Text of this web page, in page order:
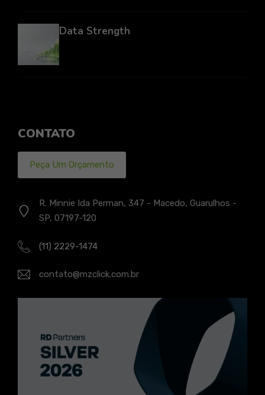
Data Strength
CONTATO
Peça Um Orçamento
R. Minnie Ida Perman, 347 - Macedo, Guarulhos -
SP, 07197-120
(11) 2229-1474
contato@mzclick.com.br